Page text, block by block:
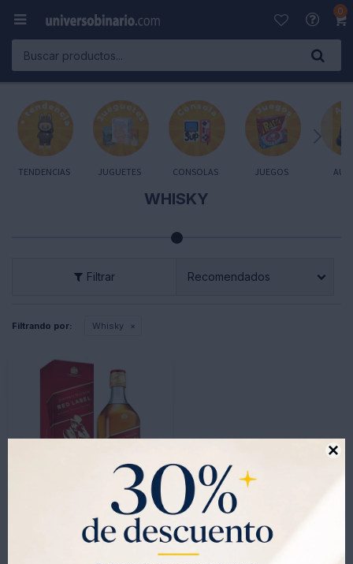

0

TENDENCIAS JUGUETES CONSOLAS JUEGOS
WHISKY
Recomendados
Filtrando por: Whisky
Whisky Johnnie Walker Red Label 1LT sin Estuche
- +